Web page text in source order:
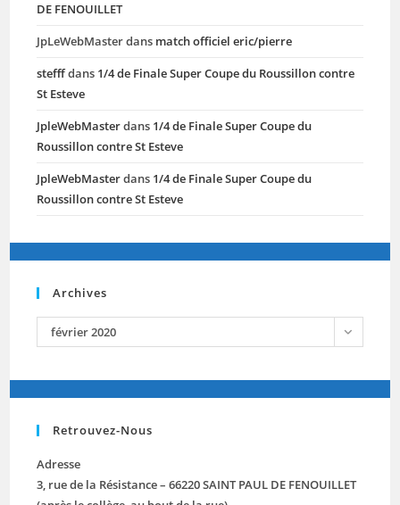
DE FENOUILLET
JpLeWebMasterdans match officiel eric/pierre
stefffdans 1/4 de Finale Super Coupe du Roussillon contre
St Esteve
JpleWebMasterdans 1/4 de Finale Super Coupe du
Roussillon contre St Esteve
JpleWebMasterdans 1/4 de Finale Super Coupe du
Roussillon contre St Esteve
Archives
archives
février 2020
Retrouvez-Nous
Adresse
3, rue de la Résistance – 66220 SAINT PAUL DE FENOUILLET